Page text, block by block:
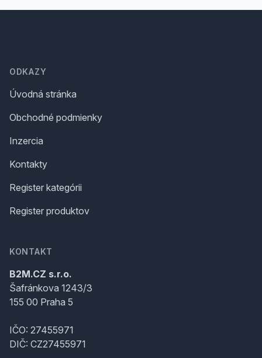
ODKAZY
Úvodná stránka
Obchodné podmienky
Inzercia
Kontakty
Register kategórii
Register produktov
KONTAKT
B2M.CZ s.r.o.
Šafránkova 1243/3
155 00 Praha 5
IČO: 27455971
DIČ: CZ27455971